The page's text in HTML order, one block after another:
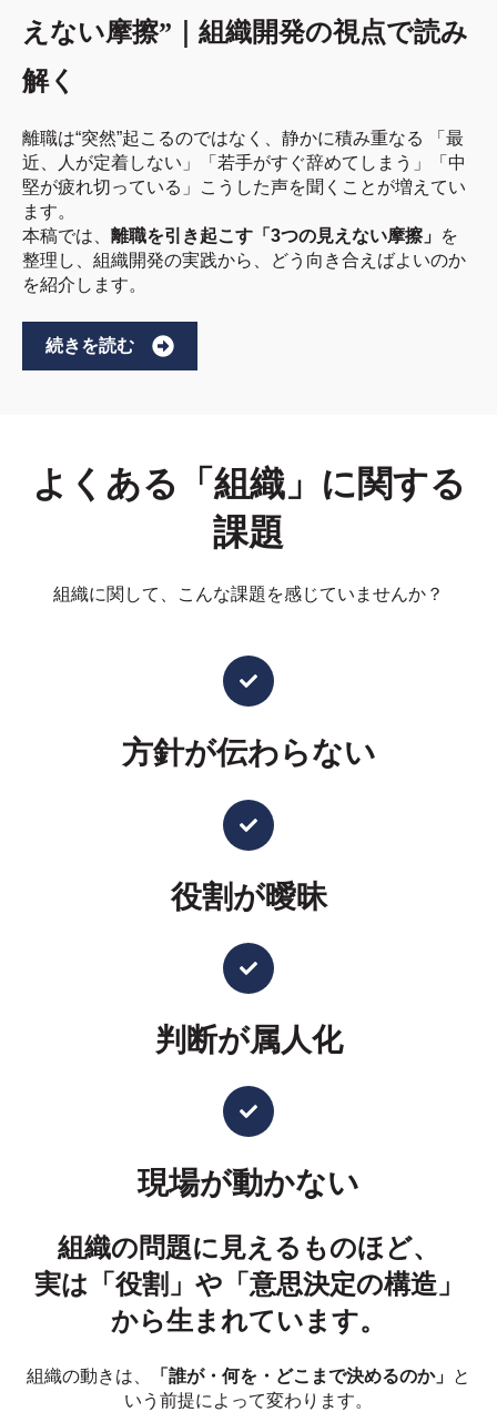
えない摩擦”｜組織開発の視点で読み
解く
離職は“突然”起こるのではなく、静かに積み重なる 「最
近、人が定着しない」「若手がすぐ辞めてしまう」「中
堅が疲れ切っている」こうした声を聞くことが増えてい
ます。
本稿では、 離職を引き起こす「3つの見えない摩擦」 を
整理し、組織開発の実践から、どう向き合えばよいのか
を紹介します。
続きを読む
よくある「組織」に関する
課題
組織に関して、こんな課題を感じていませんか？
方針が伝わらない
役割が曖昧
判断が属人化
現場が動かない
組織の問題に見えるものほど、
実は「役割」や「意思決定の構造」
から生まれています。
組織の動きは、 「誰が・何を・どこまで決めるのか」 と
いう前提によって変わります。